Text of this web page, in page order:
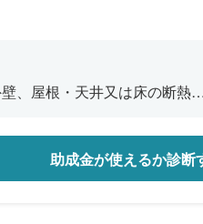
、屋根・天井又は床の断熱
助成金が使えるか診断